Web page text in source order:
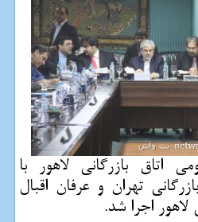
بازرگانی لاهور با
تهران و عرفان اقبال
اجرا شد.